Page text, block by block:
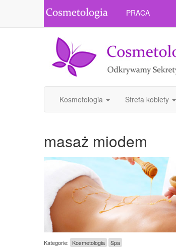
PRACA
Kosmetologia Strefa kobiety
masaż miodem
Kategorie: Kosmetologia Spa